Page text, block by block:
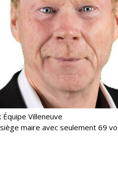
Villeneuve
maire avec seulement 69